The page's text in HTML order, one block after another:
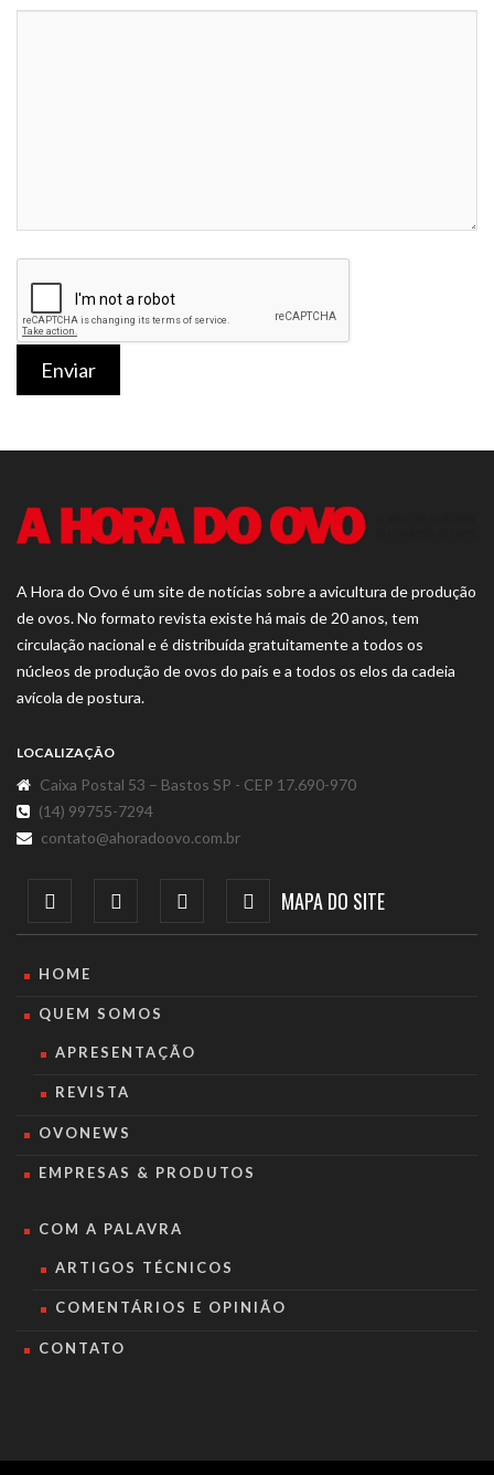
Enviar
A Hora do Ovo é um site de notícias sobre a avicultura de produção
de ovos. No formato revista existe há mais de 20 anos, tem
circulação nacional e é distribuída gratuitamente a todos os
núcleos de produção de ovos do país e a todos os elos da cadeia
avícola de postura.
LOCALIZAÇÃO
Caixa Postal 53 – Bastos SP - CEP 17.690-970
(14) 99755-7294
contato@ahoradoovo.com.br
MAPA DO SITE
HOME
QUEM SOMOS
APRESENTAÇÃO
REVISTA
OVONEWS
EMPRESAS & PRODUTOS
COM A PALAVRA
ARTIGOS TÉCNICOS
COMENTÁRIOS E OPINIÃO
CONTATO